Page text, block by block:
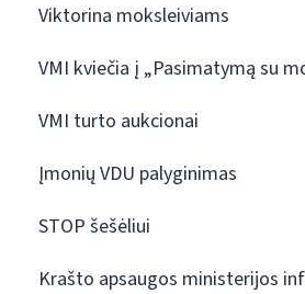
Viktorina moksleiviams
VMI kviečia į „Pasimatymą su
VMI turto aukcionai
Įmonių VDU palyginimas
STOP šešėliui
Krašto apsaugos ministerijos